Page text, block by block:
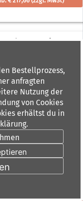
HP
Instant-dry Satin
200 g/qm 1067,0
m
Lieferzeit: 5-7 Tage
Versandkostenfrei in DE
PCS279993
Bestellprozess,
anfragten
Nutzung der
von Cookies
erhältst du in